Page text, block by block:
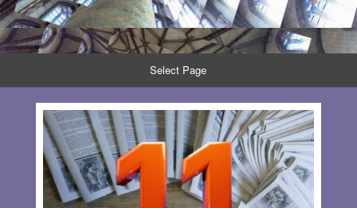
Select Page